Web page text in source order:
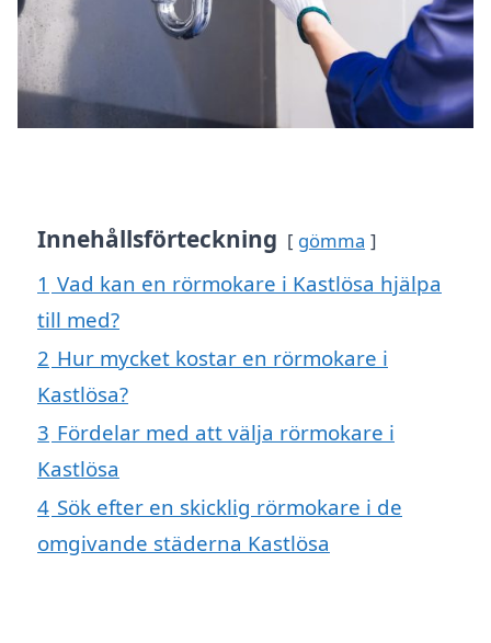
Innehållsförteckning gömma
1 Vad kan en rörmokare i Kastlösa hjälpa
till med?
2 Hur mycket kostar en rörmokare i
Kastlösa?
3 Fördelar med att välja rörmokare i
Kastlösa
4 Sök efter en skicklig rörmokare i de
omgivande städerna Kastlösa